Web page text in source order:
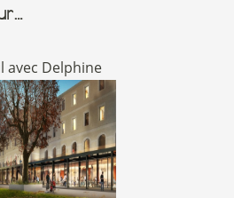
avec Delphine